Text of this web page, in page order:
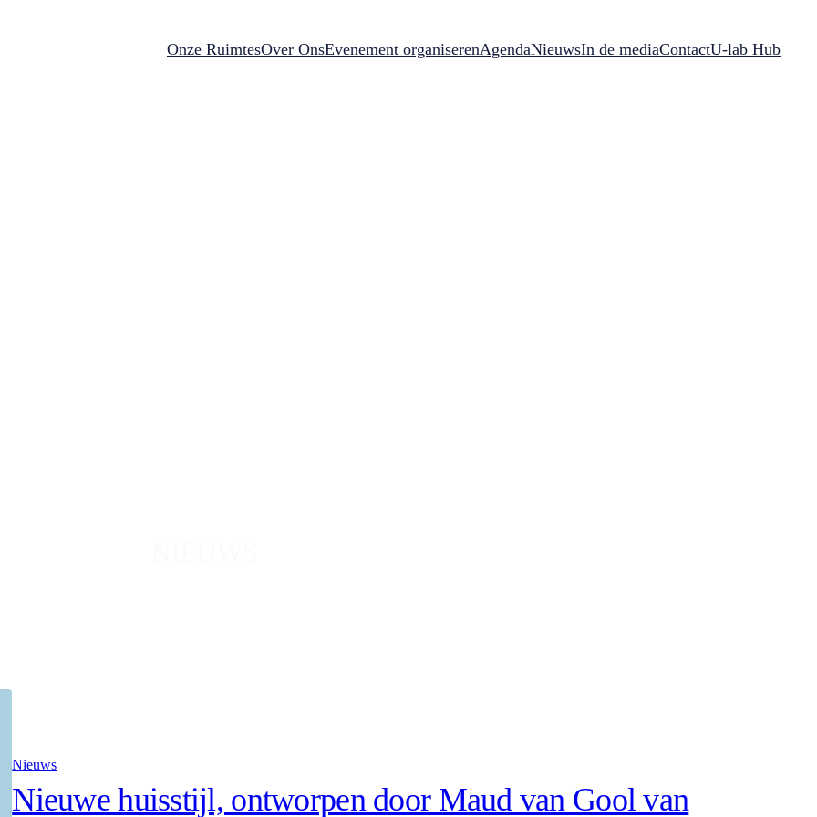
Onze RuimtesOver OnsEvenement organiserenAgendaNieuwsIn de mediaContactU-lab Hub
Nieuws
Nieuwe huisstijl, ontworpen door Maud van Gool van